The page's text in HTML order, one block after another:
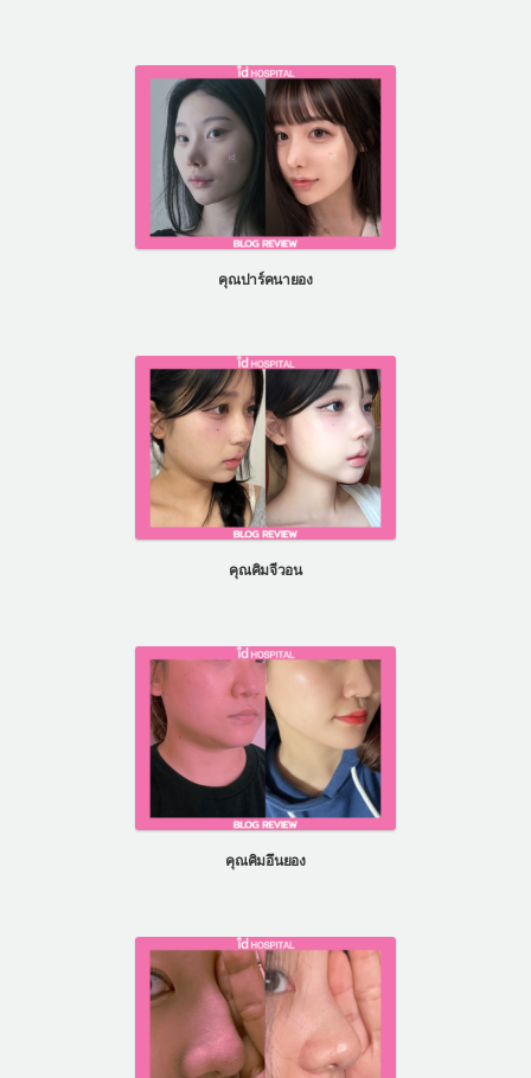
คุณปาร์คนายอง
คุณคิมจีวอน
คุณคิมอึนยอง